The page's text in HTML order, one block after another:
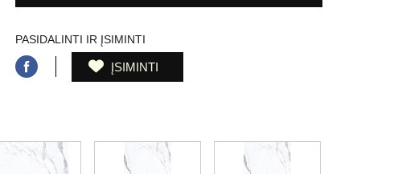
PASIDALINTI IR ĮSIMINTI
ĮSIMINTI